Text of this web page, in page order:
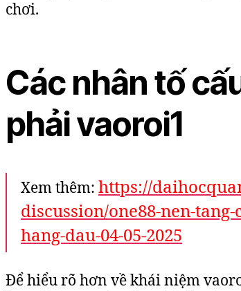
chơi.
Các nhân tố
phải vaoroi1
Xem thêm: https://
discussion/one88-nen-tang-
hang-dau-04-05-2025
Để hiểu rõ hơn về khái niệm